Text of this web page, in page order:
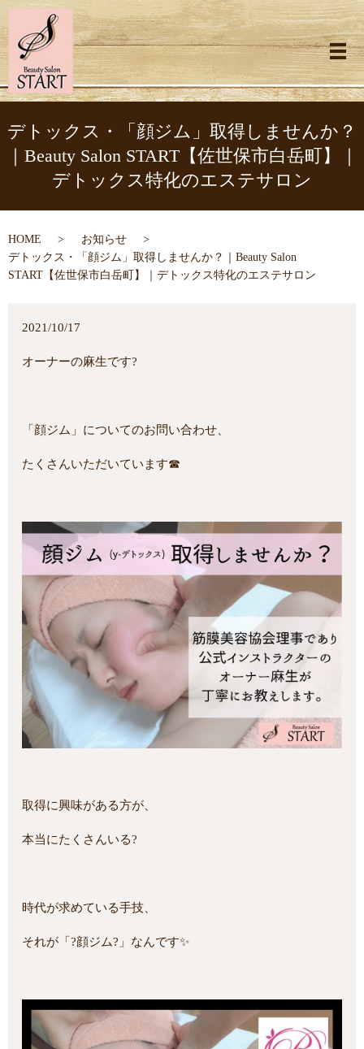
メ
デトックス・「顔ジム」取得しませんか？
｜Beauty Salon START【佐世保市白岳町】｜
デトックス特化のエステサロン
HOME
お知らせ
デトックス・「顔ジム」取得しませんか？｜Beauty Salon
START【佐世保市白岳町】｜デトックス特化のエステサロン
2021/10/17
オーナーの麻生です?
「顔ジム」についてのお問い合わせ、
たくさんいただいています☎
取得に興味がある方が、
本当にたくさんいる?
時代が求めている手技、
それが「?顔ジム?」なんです✨